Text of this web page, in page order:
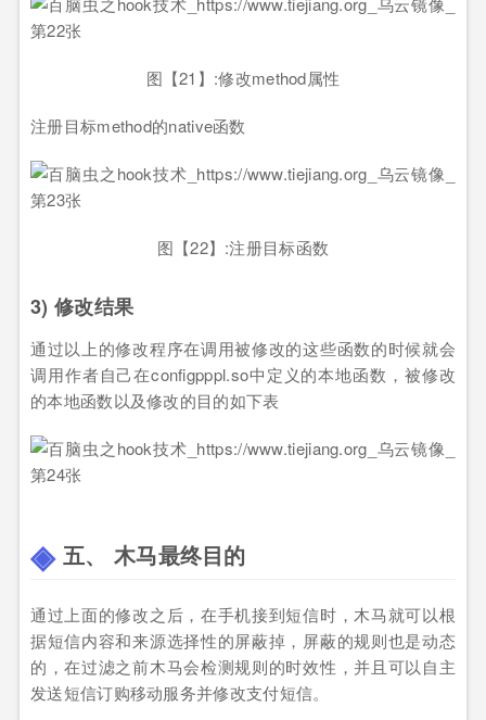
图【21】:修改method属性
注册目标method的native函数
图【22】:注册目标函数
3) 修改结果
通过以上的修改程序在调用被修改的这些函数的时候就会
调用作者自己在configpppl.so中定义的本地函数，被修改
的本地函数以及修改的目的如下表
五、 木马最终目的
通过上面的修改之后，在手机接到短信时，木马就可以根
据短信内容和来源选择性的屏蔽掉，屏蔽的规则也是动态
的，在过滤之前木马会检测规则的时效性，并且可以自主
发送短信订购移动服务并修改支付短信。